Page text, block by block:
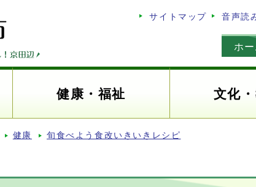
サイトマップ 音声読
ホー
健康・福祉 文化
健康 旬食べよう食改いきいきレシピ